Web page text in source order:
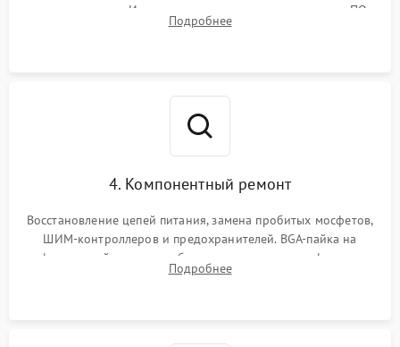
инициализации. Использование специализированного ПО
MATS
Подробнее
4. Компонентный ремонт
Восстановление цепей питания, замена пробитых мосфетов,
ШИМ-контроллеров и предохранителей. BGA-пайка на
инфракрасной станции реболлинг или замена графического
чипа и дефектной памяти GDDR. Прошивка BIOS
Подробнее